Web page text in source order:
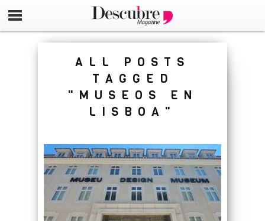
google-site-
ALL POSTS
TAGGED
"MUSEOS EN
LISBOA"